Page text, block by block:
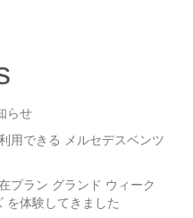
らせ
用できる メルセデスベンツ
プラン グランド ウィーク
を体験してきました